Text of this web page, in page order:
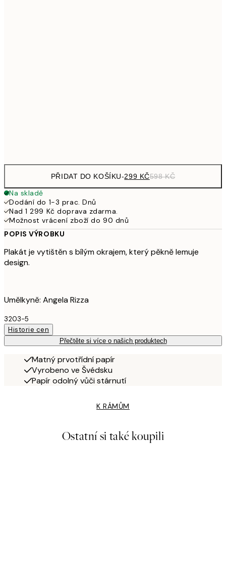
PŘIDAT DO KOŠÍKU-299 KČ598 KČ
Na skladě
Dodání do 1-3 prac. Dnů
Nad 1 299 Kč doprava zdarma.
Možnost vrácení zboží do 90 dnů
POPIS VÝROBKU
Plakát je vytištěn s bílým okrajem, který pěkně lemuje
design.
Umělkyně: Angela Rizza
3203-5
Historie cen
Přečtěte si více o našich produktech
Matný prvotřídní papír
Vyrobeno ve Švédsku
Papír odolný vůči stárnutí
K RÁMŮM
Ostatní si také koupili